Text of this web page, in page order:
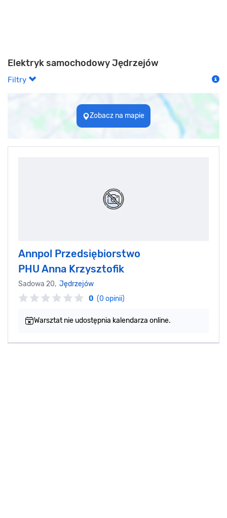
Elektryk samochodowy Jędrzejów
Filtry
Zobacz na mapie
Annpol Przedsiębiorstwo
PHU Anna Krzysztofik
Sadowa 20, Jędrzejów
0 (0 opinii)
Warsztat nie udostępnia kalendarza online.